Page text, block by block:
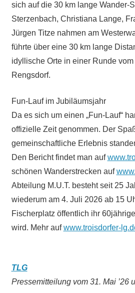
sich auf die 30 km lange Wander-
Sterzenbach, Christiana Lange,
Jürgen Titze nahmen am
führte über eine 30 km lange
idyllische Orte in einer Runde
Rengsdorf.
Fun-Lauf im Jubiläumsjahr
Da es sich um einen „Fun-Lauf“
offizielle Zeit genommen. Der
gemeinschaftliche Erlebnis
Den Bericht findet man auf
schönen Wanderstrecken auf
Abteilung M.U.T. besteht seit 25
wiederum am 4. Juli 2026 ab 15
Fischerplatz öffentlich ihr
wird. Mehr aufwww.troisdorfer-
TLG
Pressemitteilung vom 31. Mai ’26